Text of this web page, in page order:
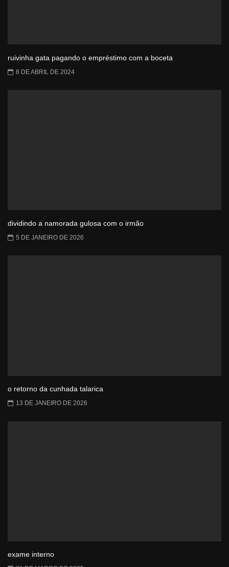
ruivinha gata pagando o empréstimo com a boceta
8 DE ABRIL DE 2024
dividindo a namorada gulosa com o irmão
5 DE JANEIRO DE 2026
o retorno da cunhada talarica
13 DE JANEIRO DE 2026
exame interno